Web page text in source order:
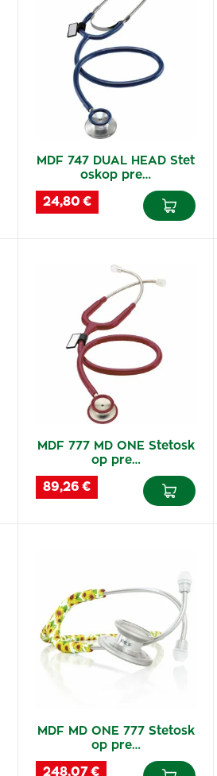
MDF 747 DUAL HEAD Stet
oskop pre…
24,80 €
MDF 777 MD ONE Stetosk
op pre…
89,26 €
MDF MD ONE 777 Stetosk
op pre…
248,07 €